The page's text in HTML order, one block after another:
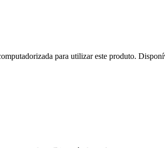
para utilizar este produto.